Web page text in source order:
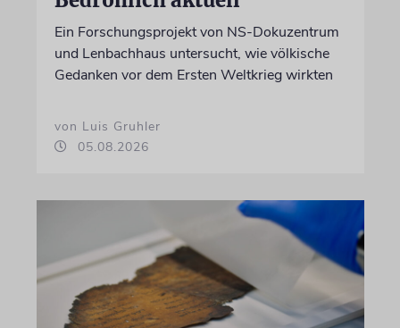
Ein Forschungsprojekt von NS-Dokuzentrum
und Lenbachhaus untersucht, wie völkische
Gedanken vor dem Ersten Weltkrieg wirkten
von Luis Gruhler
05.08.2026